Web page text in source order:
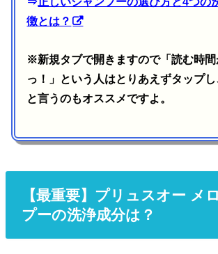
徴とは？
※新規タブで開きますので「読む時
っ！」という人はとりあえずタップ
と言うのもオススメですよ。
【最重要】プリュスオー メ
プーの洗浄成分は？